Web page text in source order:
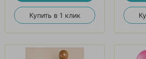
Купить в 1 клик